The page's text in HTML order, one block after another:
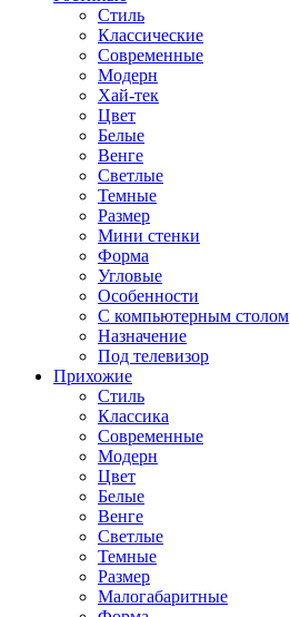
Стиль
Классические
Современные
Модерн
Хай-тек
Цвет
Белые
Венге
Светлые
Темные
Размер
Мини стенки
Форма
Угловые
Особенности
С компьютерным столом
Назначение
Под телевизор
Прихожие
Стиль
Классика
Современные
Модерн
Цвет
Белые
Венге
Светлые
Темные
Размер
Малогабаритные